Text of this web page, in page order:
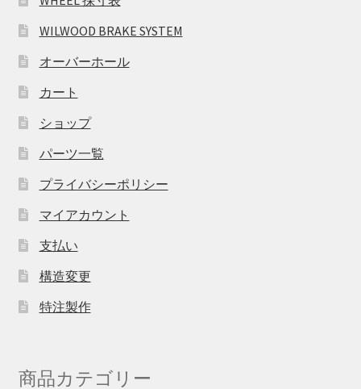
WILWOOD BRAKE SYSTEM
オーバーホール
カート
ショップ
パーツ一覧
プライバシーポリシー
マイアカウント
支払い
構造変更
特注製作
商品カテゴリー